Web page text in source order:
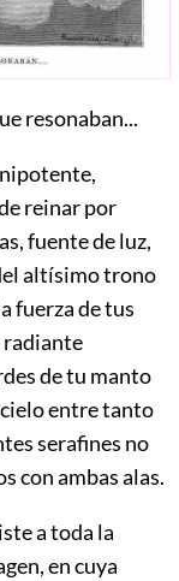
resonaban...
reinar por
fuente de luz,
altísimo trono
fuerza de tus
radiante
de tu manto
entre tanto
serafines no
con ambas alas.
a toda la
en cuya